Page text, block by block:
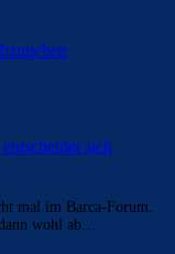
sich
mal im Barca-Forum.
wohl ab…